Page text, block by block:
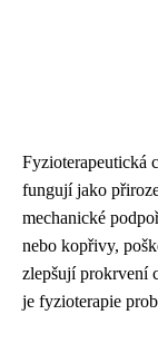
Fyzioterapeutická
fungují jako
mechanické
nebo kopřivy,
zlepšují prokrvení
je fyzioterapie